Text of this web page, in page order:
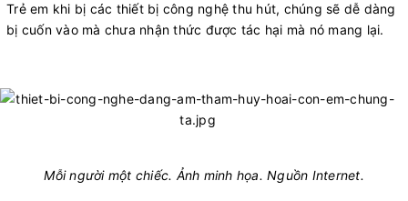
Trẻ em khi bị các thiết bị công nghệ thu hút, chúng sẽ dễ dàng
bị cuốn vào mà chưa nhận thức được tác hại mà nó mang lại.
Mỗi người một chiếc. Ảnh minh họa. Nguồn Internet.